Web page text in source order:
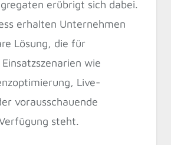
erübrigt sich dabei.
erhalten Unternehmen
Lösung, die für
wie
Live-
vorausschauende
steht.